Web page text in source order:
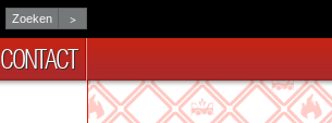
>
CONTACT